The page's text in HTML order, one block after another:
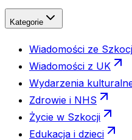
Kategorie
Wiadomości ze
Wiadomości z UK
Wydarzenia
Zdrowie i NHS
Życie w Szkocji
Edukacja i dzieci